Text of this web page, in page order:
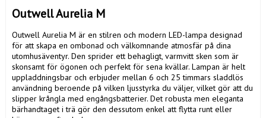
Outwell Aurelia M
Outwell Aurelia M är en stilren och modern LED-lampa designad
för att skapa en ombonad och välkomnande atmosfär på dina
utomhusäventyr. Den sprider ett behagligt, varmvitt sken som är
skonsamt för ögonen och perfekt för sena kvällar. Lampan är helt
uppladdningsbar och erbjuder mellan 6 och 25 timmars sladdlös
användning beroende på vilken ljusstyrka du väljer, vilket gör att du
slipper krångla med engångsbatterier. Det robusta men eleganta
bärhandtaget i trä gör den dessutom enkel att flytta runt eller